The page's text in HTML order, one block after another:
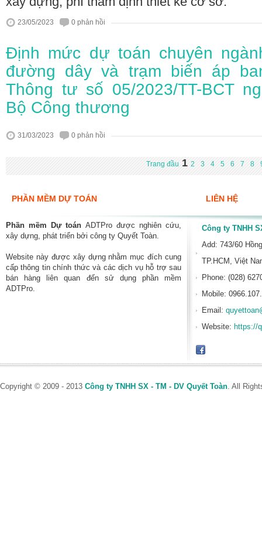
23/05/2023 0 phản hồi
Định mức dự toán chuyên
đường dây và trạm biến áp
Thông tư số 05/2023/TT-BCT
Bộ Công thương
31/03/2023 0 phản hồi
Trang đầu 1 2 3 4 5 6 7 8
PHẦN MỀM DỰ TOÁN
Phần mềm Dự toán ADTPro được nghiên cứu,
xây dựng, phát triển bởi công ty Quyết Toàn.
Website này được xây dựng nhằm mục đích cung
cấp thông tin chính thức và các dịch vụ hỗ trợ sau
bán hàng liên quan đến sử dụng phần mềm
ADTPro.
LIÊN HỆ
Công ty TNHH
Add: 743/60
TP.HCM, Việt
Phone: (028)
Mobile:
Email:
Website: https://
Copyright © 2009 - 2013 Công ty TNHH SX - TM - DV Quyết Toàn. All